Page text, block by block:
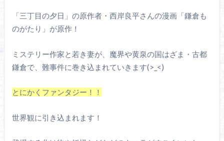
「三丁目の夕日」の原作者・西岸良平さんの漫画「鎌倉も
のがたり」が原作！
ミステリー作家と若き妻が、魔界や黄泉の国はざま・古都
鎌倉で、難事件に巻き込まれていきます(>_<)
とにかくファンタジー！！
世界観に引き込まれます！